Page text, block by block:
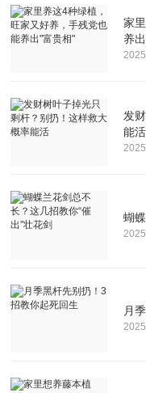
家
养
发
能活
蝴
月